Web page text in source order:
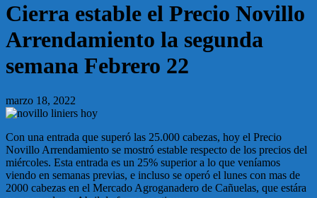
Cierra estable el Precio Novillo
Arrendamiento la segunda
semana Febrero 22
marzo 18, 2022
Con una entrada que superó las 25.000 cabezas, hoy el Precio
Novillo Arrendamiento se mostró estable respecto de los precios del
miércoles. Esta entrada es un 25% superior a lo que veníamos
viendo en semanas previas, e incluso se operó el lunes con mas de
2000 cabezas en el Mercado Agroganadero de Cañuelas, que estára